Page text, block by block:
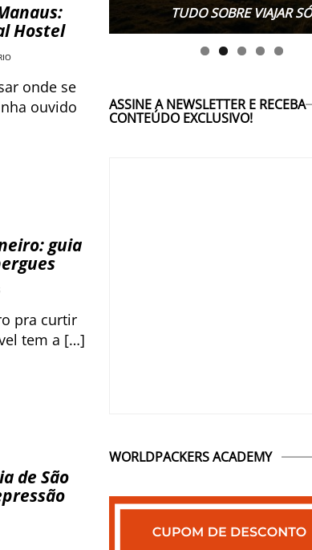
Hostel
onde se
ouvido
guia
pra curtir
tem a […]
de São
TUDO SOBRE VIAJAR SÓ
ASSINE A NEWSLETTER E RECEBA
CONTEÚDO EXCLUSIVO!
WORLDPACKERS ACADEMY